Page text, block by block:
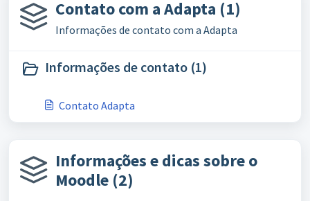
Contato com a Adapta (1)
Informações de contato com a Adapta
Informações de contato (1)
Contato Adapta
Informações e dicas sobre o
Moodle (2)